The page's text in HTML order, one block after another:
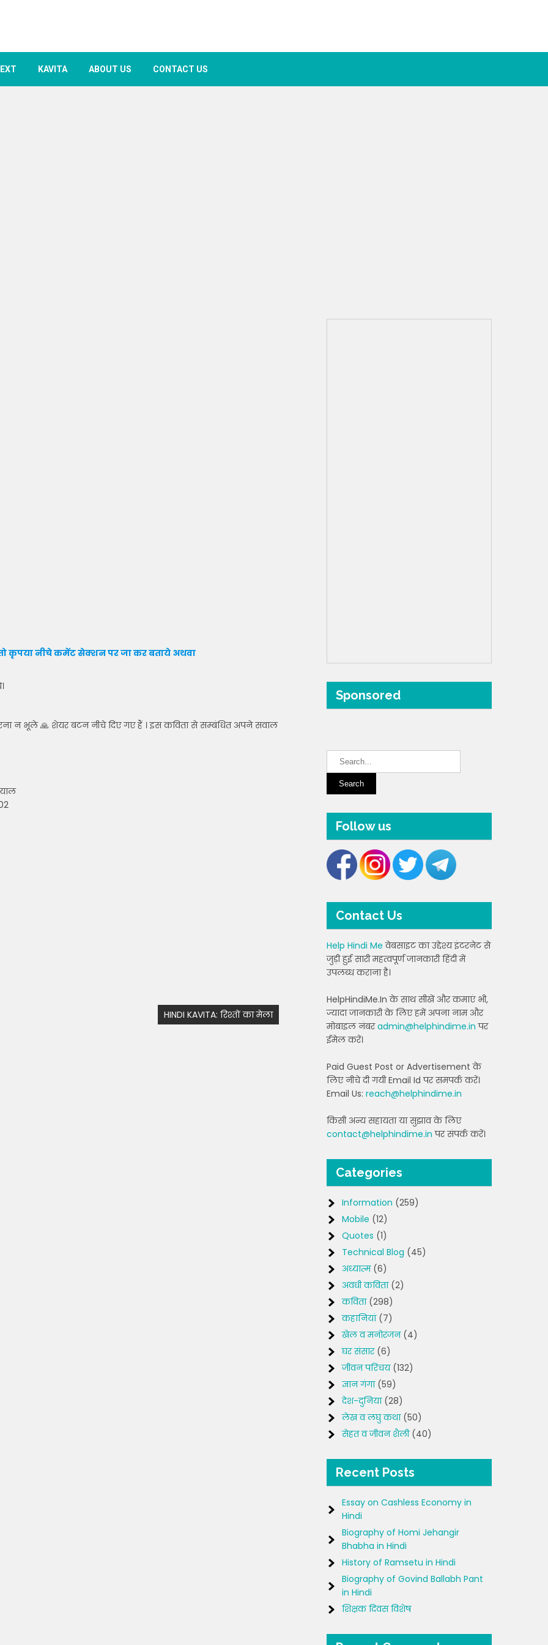
KAVITA ABOUT US CONTACT US
कृपया नीचे कमेंट सेक्शन पर जा कर बताये अथवा
न भूले 🙏 शेयर बटन नीचे दिए गए हैं । इस कविता से सम्बंधित अपने सवाल
HINDI KAVITA: रिश्तों का मेला
Sponsored
Follow us
Contact Us
Help Hindi Me वेबसाइट का उद्देश्य इंटरनेट से
जुड़ी हुई सारी महत्वपूर्ण जानकारी हिंदी में
उपलब्ध कराना है।
HelpHindiMe.In के साथ सीखें और कमाएं भी,
ज्यादा जानकारी के लिए हमें अपना नाम और
मोबाइल नंबरadmin@helphindime.in पर
ईमेल करें।
Paid Guest Post or Advertisement के
लिए नीचे दी गयी Email Id पर समपर्क करें।
Email Us: reach@helphindime.in
किसी अन्य सहायता या सुझाव के लिए
contact@helphindime.in पर संपर्क करें।
Categories
Information (259)
Mobile (12)
Quotes (1)
Technical Blog (45)
अध्यात्म(6)
अवधी कविता(2)
कविता(298)
कहानियां(7)
खेल व मनोरंजन(4)
घर संसार(6)
जीवन परिचय(132)
ज्ञान गंगा(59)
देश-दुनिया(28)
लेख व लघु कथा(50)
सेहत व जीवन शैली(40)
Recent Posts
Essay on Cashless Economy in
Hindi
Biography of Homi Jehangir
Bhabha in Hindi
History of Ramsetu in Hindi
Biography of Govind Ballabh Pant
in Hindi
शिक्षक दिवस विशेष